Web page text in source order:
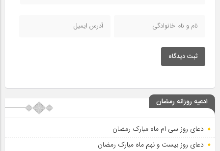
ثبت دیدگاه
ادعیه روزانه رمضان
دعای روز سی ام ماه مبارک رمضان
دعای روز بیست و نهم ماه مبارک رمضان